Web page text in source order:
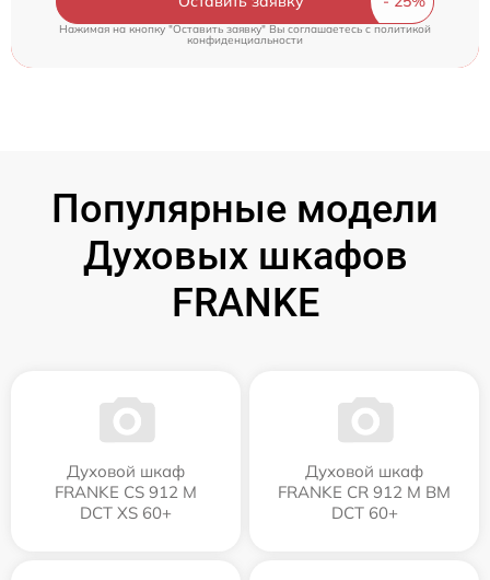
Нажимая на кнопку "Оставить заявку" Вы соглашаетесь cполитикой
конфиденциальности
Популярные модели
Духовых шкафов
FRANKE
Духовой шкаф
FRANKE CS 912 M
DCT XS 60+
Духовой шкаф
FRANKE CR 912 M BM
DCT 60+